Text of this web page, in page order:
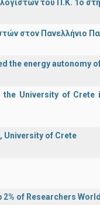
του Π.Κ. 1ο
στον Πανελλήνιο
energy autonomy
University of
University of Crete
of Researchers